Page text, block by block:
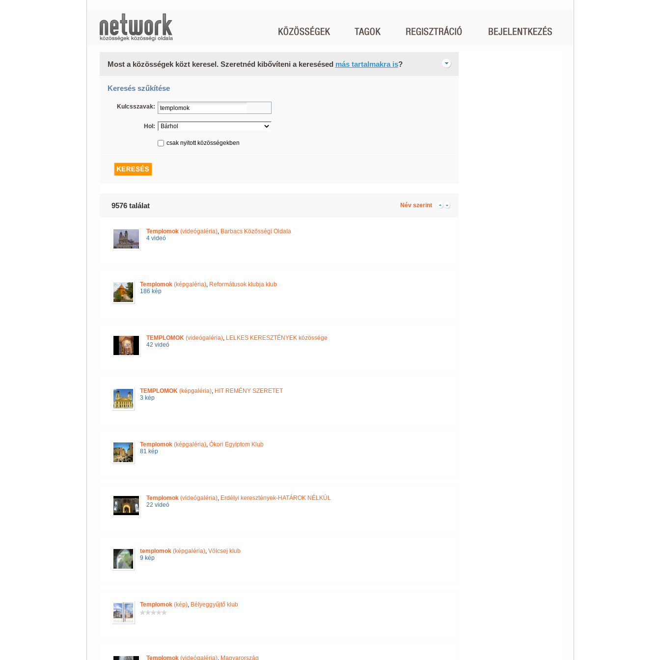
Most a közösségek közt keresel. Szeretnéd kibővíteni a keresésed más tartalmakra is?
Keresés szűkítése
Kulcsszavak:
Hol:
csak nyitott közösségekben
9576 találat Név szerint
Templomok(videógaléria), Barbacs Közösségi Oldala
4 videó
Templomok(képgaléria), Reformátusok klubja klub
186 kép
TEMPLOMOK(videógaléria), LELKES KERESZTÉNYEK közössége
42 videó
TEMPLOMOK(képgaléria), HIT REMÉNY SZERETET
3 kép
Templomok(képgaléria), Ókori Egyiptom Klub
81 kép
Templomok(videógaléria), Erdélyi keresztények-HATÁROK NÉLKÜL
22 videó
templomok(képgaléria), Völcsej klub
9 kép
Templomok(kép), Bélyeggyűjtő klub
Templomok(videógaléria), Magyarország